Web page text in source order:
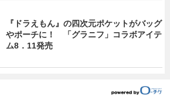
『ドラえもん』の四次元ポケットがバッグ
やポーチに！ 「グラニフ」コラボアイテ
ム8．11発売